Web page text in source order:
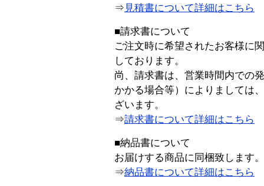
⇒ 見積書について詳細はこちら
■請求書について
ご注文時に希望されたお客様に
しております。
尚、請求書は、営業時間内での
かかる場合等）によりましては
ざいます。
⇒請求書について詳細はこちら
■納品書について
お届けする商品に同梱致します。
⇒納品書について詳細はこちら